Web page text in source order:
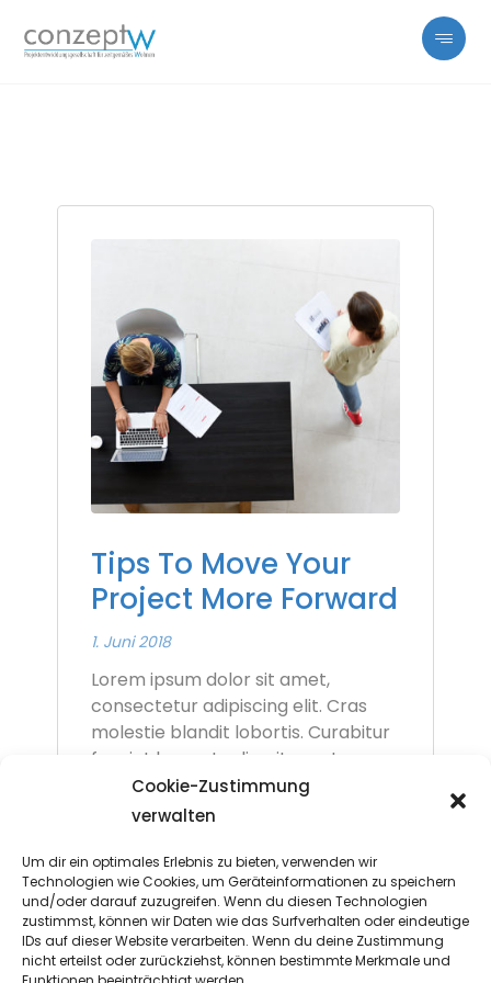
Cookie-Zustimmung
verwalten
Um dir ein optimales Erlebnis zu bieten, verwenden wir
Technologien wie Cookies, um Geräteinformationen zu speichern
und/oder darauf zuzugreifen. Wenn du diesen Technologien
zustimmst, können wir Daten wie das Surfverhalten oder eindeutige
IDs auf dieser Website verarbeiten. Wenn du deine Zustimmung
nicht erteilst oder zurückziehst, können bestimmte Merkmale und
Tips To Move Your
Project More Forward
1. Juni 2018
Lorem ipsum dolor sit amet,
consectetur adipiscing elit. Cras
molestie blandit lobortis. Curabitur
feugiat laoreet odio, sit amet
tincidunt sem ...